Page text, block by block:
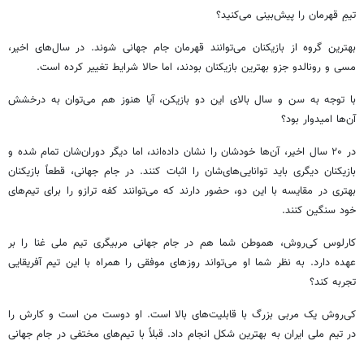
تیمِ قهرمان را پیش‌بینی می‌کنید؟
بهترین گروه از بازیکنان می‌توانند قهرمان جام جهانی شوند. در سال‌های اخیر،
مسی و رونالدو جزو بهترین بازیکنان بودند، اما حالا شرایط تغییر کرده است.
با توجه به سن و سال بالای این دو بازیکن، آیا هنوز هم می‌توان به درخشش
آن‌ها امیدوار بود؟
در ۲۰ سال اخیر، آن‌ها خودشان را نشان داده‌اند، اما دیگر دوران‌شان تمام شده و
بازیکنان دیگری باید توانایی‌های‌شان را اثبات کنند. در جام جهانی، قطعاً بازیکنان
بهتری در مقایسه با این دو، حضور دارند که می‌توانند کفه ترازو را برای تیم‌های
خود سنگین کنند.
کارلوس کی‌روش، هموطن شما هم در جام جهانی مربیگری تیم ملی غنا را بر
عهده دارد. به نظر شما او می‌تواند روزهای موفقی را همراه با این تیم آفریقایی
تجربه کند؟
کی‌روش یک مربی بزرگ با قابلیت‌های بالا است. او دوست من است و کارش را
در تیم ملی ایران به بهترین شکل انجام داد. قبلاً با تیم‌های مختفی در جام جهانی